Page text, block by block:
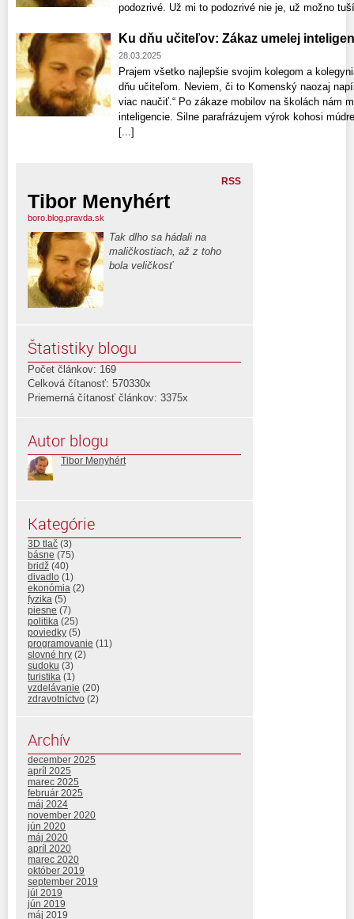
podozrivé. Už mi to podozrivé nie je, už možno
Ku dňu učiteľov: Zákaz umelej
28.03.2025
Prajem všetko najlepšie svojim kolegom a
dňu učiteľom. Neviem, či to Komenský naozaj
viac naučiť.“ Po zákaze mobilov na školách nám
inteligencie. Silne parafrázujem výrok kohosi
[...]
RSS
Tibor Menyhért
boro.blog.pravda.sk
Tak dlho sa hádali na
maličkostiach, až z toho
bola veličkosť
Štatistiky blogu
Počet článkov: 169
Celková čítanosť: 570330x
Priemerná čítanosť článkov: 3375x
Autor blogu
Tibor Menyhért
Kategórie
3D tlač (3)
básne (75)
bridž (40)
divadlo (1)
ekonómia (2)
fyzika (5)
piesne (7)
politika (25)
poviedky (5)
programovanie (11)
slovné hry (2)
sudoku (3)
turistika (1)
vzdelávanie (20)
zdravotníctvo (2)
Archív
december 2025
apríl 2025
marec 2025
február 2025
máj 2024
november 2020
jún 2020
máj 2020
apríl 2020
marec 2020
október 2019
september 2019
júl 2019
jún 2019
máj 2019